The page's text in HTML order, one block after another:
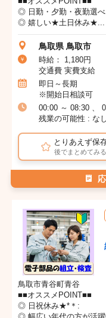
◎ 日勤・夕勤・夜勤選べ
◎ 嬉しい★土日休み★...
鳥取県 鳥取市
時給： 1,180円
交通費 実費支給
即日～長期
※開始日相談可
00:00 ～ 08:30 、
残業の可能性 : なし
とりあえず保
後でまとめてみる
鳥取市青谷町青谷
■■オススメPOINT■■
◎ 日祝休み★*＊: